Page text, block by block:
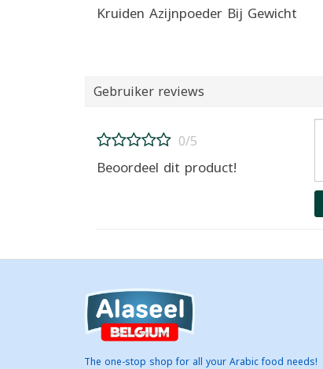
Kruiden Azijnpoeder Bij Gewicht
Gebruiker reviews
0/5
Beoordeel dit product!
The one-stop shop for all your Arabic food needs!